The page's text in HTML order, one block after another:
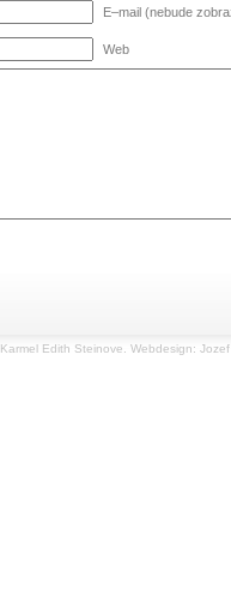
E–mail (nebude
Web
Edith Steinove. Webdesign: